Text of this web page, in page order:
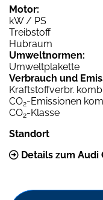
Motor:
kW / PS
Treibstoff
Hubraum
Umweltnormen:
Umweltplakette
Verbrauch und
Kraftstoffverbr. komb.
CO2-Emissionen
CO2-Klasse
Standort
Details zum Audi